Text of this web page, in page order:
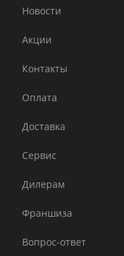
Новости
Акции
Контакты
Оплата
Доставка
Сервис
Дилерам
Франшиза
Вопрос-ответ